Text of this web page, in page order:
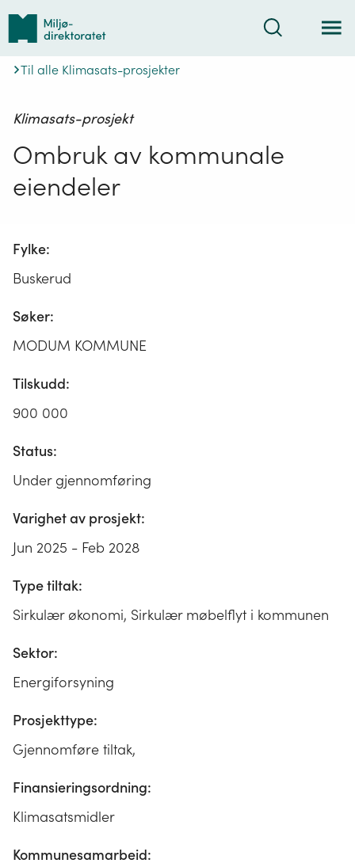
Tilbake
forsiden
Søk
Til alle Klimasats-prosjekter
Klimasats-prosjekt
Ombruk av kommunale
eiendeler
Fylke:
Buskerud
Søker:
MODUM KOMMUNE
Tilskudd:
900 000
Status:
Under gjennomføring
Varighet av prosjekt:
Jun 2025 - Feb 2028
Type tiltak:
Sirkulær økonomi, Sirkulær møbelflyt i kommunen
Sektor:
Energiforsyning
Prosjekttype:
Gjennomføre tiltak,
Finansieringsordning:
Klimasatsmidler
Kommunesamarbeid: